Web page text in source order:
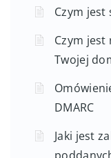
Czym jest
Czym jest
Twojej
DMARC
Jaki jest